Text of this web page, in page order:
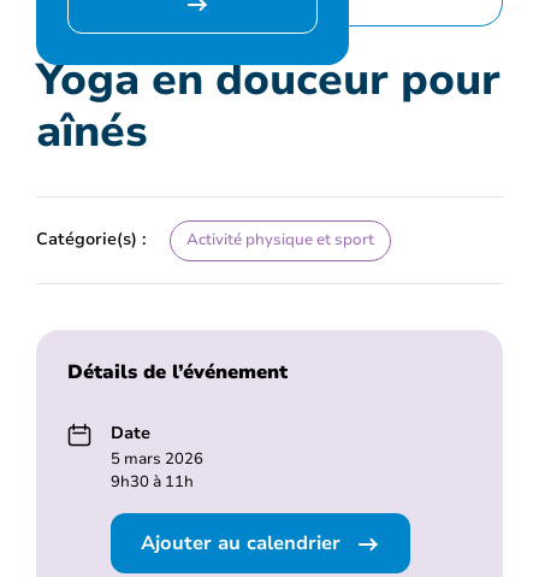
Yoga en douceur pour
aînés
Catégorie(s) : Activité physique et sport
Détails de l’événement
Date
5 mars 2026
9h30 à 11h
Ajouter au calendrier